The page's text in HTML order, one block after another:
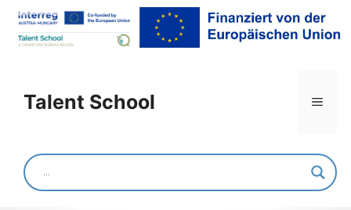
Talent School
Jánossomorjai Körzeti
Általános Iskola és AMI
BŰVÖSVÖLGY – EINFÜHRUNG IN DIE